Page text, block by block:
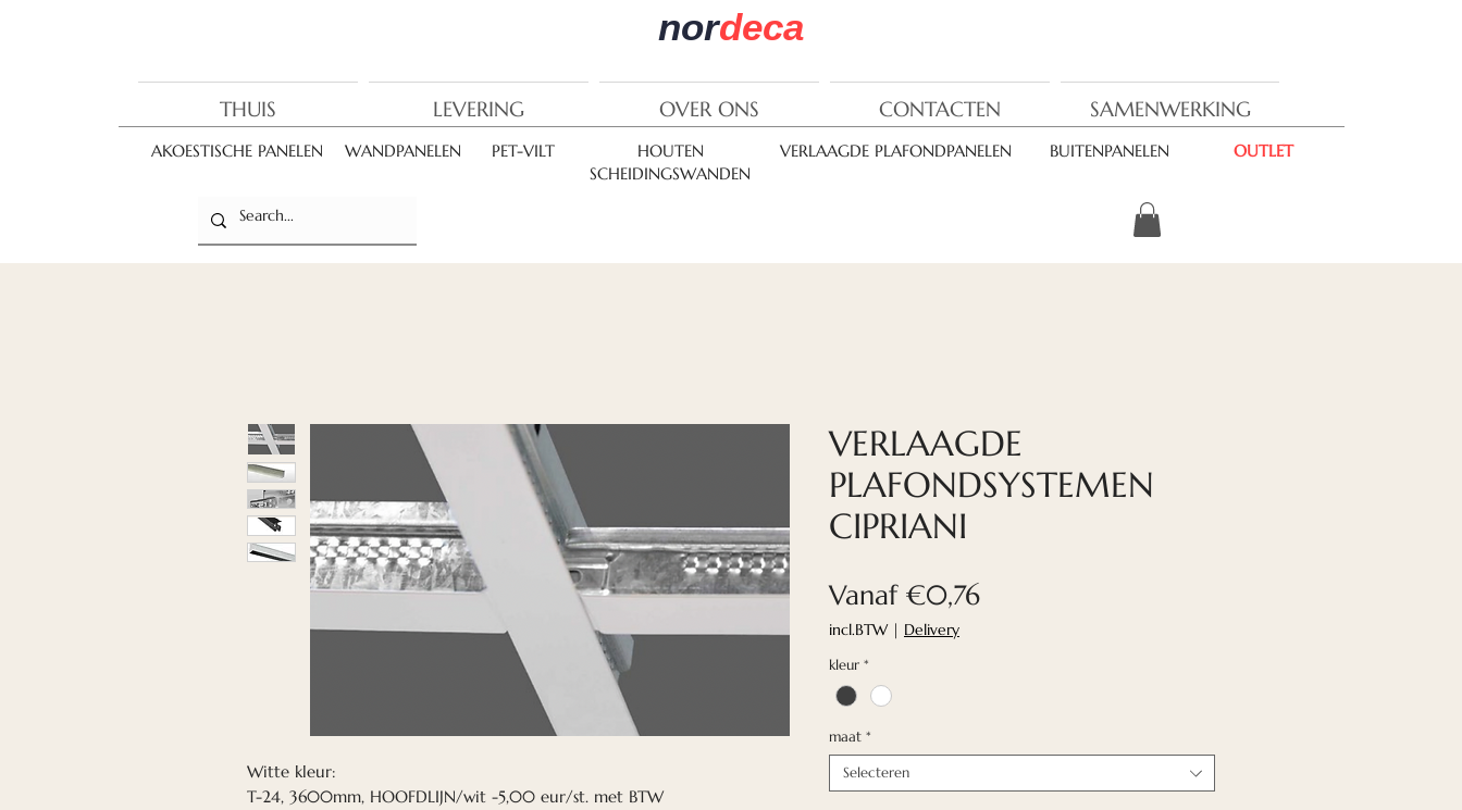
nordeca
THUIS LEVERING OVER ONS CONTACTEN SAMENWERKING
AKOESTISCHE PANELEN WANDPANELEN PET-VILT
HOUTEN
SCHEIDINGSWANDEN
VERLAAGDE PLAFONDPANELEN BUITENPANELEN OUTLET
Witte kleur:
T-24, 3600mm, HOOFDLIJN/wit -5,00 eur/st. met BTW
VERLAAGDE
PLAFONDSYSTEMEN
CIPRIANI
Vanaf €0,76Verkoopprijs
incl.BTW | Delivery
kleur *
maat *
Selecteren